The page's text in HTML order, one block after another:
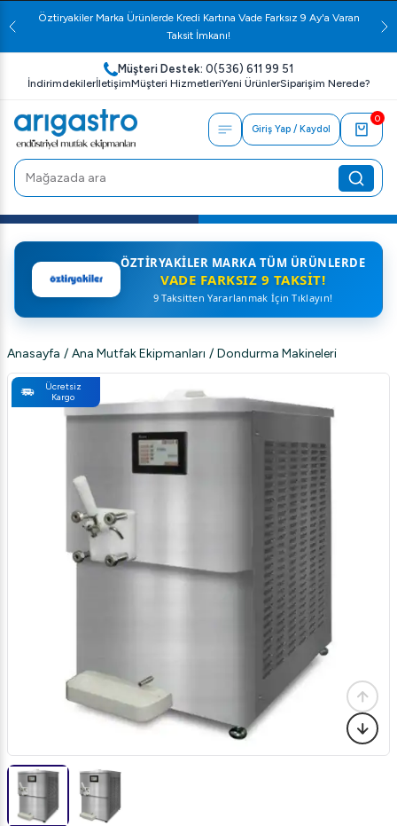
Öztiryakiler Marka Ürünlerde Kredi Kartına Vade Farksız 9 Ay'a Varan
Taksit İmkanı!
Müşteri Destek: 0(536) 611 99 51
İndirimdekilerİletişimMüşteri HizmetleriYeni ÜrünlerSiparişim Nerede?
Giriş Yap / Kaydol
0
ÖZTIRYAKILER MARKA TÜM ÜRÜNLERDE
VADE FARKSIZ 9 TAKSIT!
9 Taksitten Yararlanmak İçin Tıklayın!
Anasayfa / Ana Mutfak Ekipmanları / Dondurma Makineleri
Ücretsiz
Kargo